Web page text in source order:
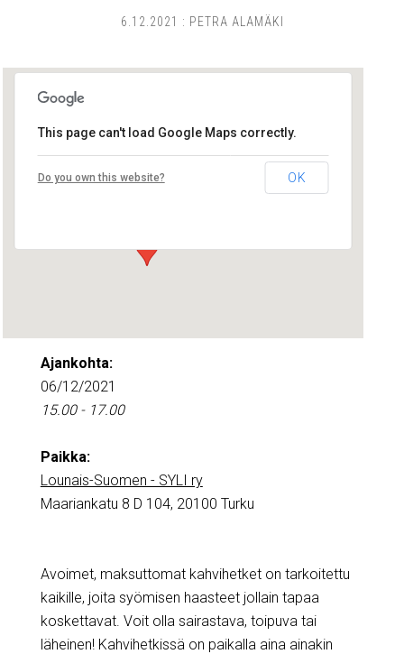
6.12.2021 : PETRA ALAMÄKI
Lounais-Suomen – SYLI ry
Maariankatu 8 D 104 - Turku
This page can't load Google Maps correctly.
Do you own this website? OK
Ajankohta:
06/12/2021
15.00 - 17.00
Paikka:
Lounais-Suomen - SYLI ry
Maariankatu 8 D 104, 20100 Turku
Avoimet, maksuttomat kahvihetket on tarkoitettu
kaikille, joita syömisen haasteet jollain tapaa
koskettavat. Voit olla sairastava, toipuva tai
läheinen! Kahvihetkissä on paikalla aina ainakin